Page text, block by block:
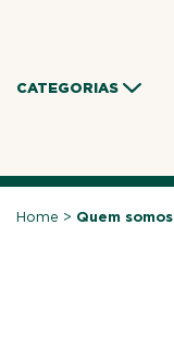
CATEGORIAS
Home > Quem somos